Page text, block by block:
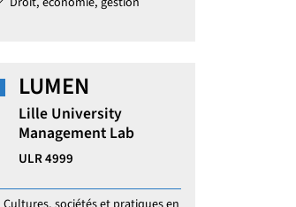
LUMEN
Lille University
Management Lab
Identifiant de la structure de recherche :
ULR 4999